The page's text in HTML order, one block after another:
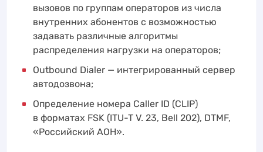
вызовов по группам операторов из числа
внутренних абонентов с возможностью
задавать различные алгоритмы
распределения нагрузки на операторов;
Outbound Dialer — интегрированный сервер
автодозвона;
Определение номера Caller ID (CLIP)
в форматах FSK (ITU-T V. 23, Bell 202), DTMF,
«Российский АОН».